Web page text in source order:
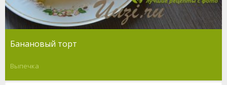
Банановый торт
Выпечка